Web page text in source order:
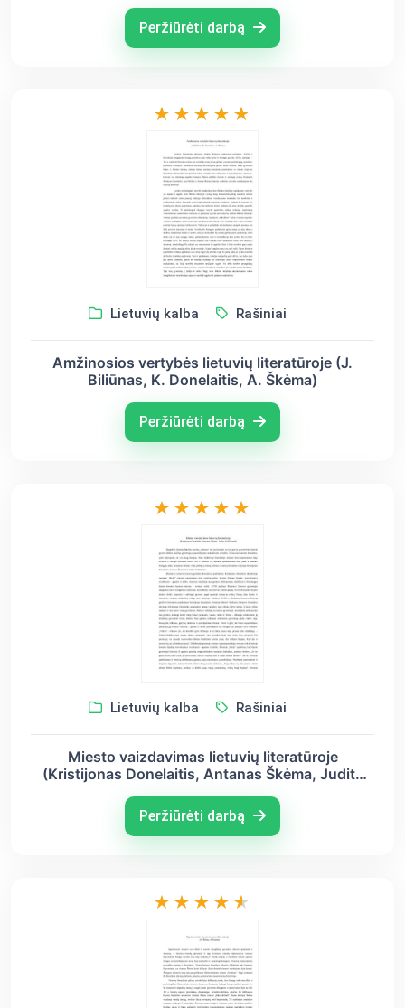
Peržiūrėti darbą
Lietuvių kalba Rašiniai
Amžinosios vertybės lietuvių literatūroje (J.
Biliūnas, K. Donelaitis, A. Škėma)
Peržiūrėti darbą
Lietuvių kalba Rašiniai
Miesto vaizdavimas lietuvių literatūroje
(Kristijonas Donelaitis, Antanas Škėma, Judita
Peržiūrėti darbą